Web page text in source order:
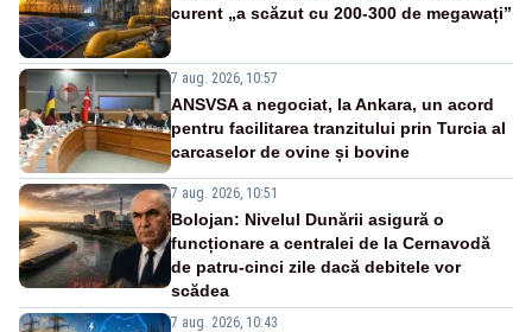
curent „a scăzut cu 200-300 de megawați”
7 aug. 2026, 10:57
ANSVSA a negociat, la Ankara, un acord
pentru facilitarea tranzitului prin Turcia al
carcaselor de ovine și bovine
7 aug. 2026, 10:51
Bolojan: Nivelul Dunării asigură o
funcționare a centralei de la Cernavodă
de patru-cinci zile dacă debitele vor
scădea
7 aug. 2026, 10:43